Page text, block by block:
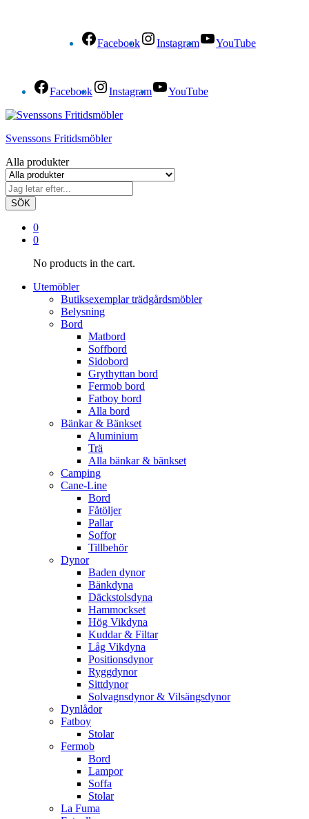
Facebook Instagram YouTube
Facebook Instagram YouTube
Svenssons Fritidsmöbler
Alla produkter
SÖK
0
0
No products in the cart.
Utemöbler
Butiksexemplar trädgårdsmöbler
Belysning
Bord
Matbord
Soffbord
Sidobord
Grythyttan bord
Fermob bord
Fatboy bord
Alla bord
Bänkar & Bänkset
Aluminium
Trä
Alla bänkar & bänkset
Camping
Cane-Line
Bord
Fåtöljer
Pallar
Soffor
Tillbehör
Dynor
Baden dynor
Bänkdyna
Däckstolsdyna
Hammockset
Hög Vikdyna
Kuddar & Filtar
Låg Vikdyna
Positionsdynor
Ryggdynor
Sittdynor
Solvagnsdynor & Vilsängsdynor
Dynlådor
Fatboy
Stolar
Fermob
Bord
Lampor
Soffa
Stolar
La Fuma